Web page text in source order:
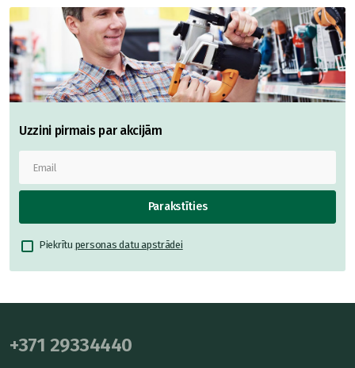
Uzzini pirmais par akcijām
Parakstīties
Piekrītu personas datu apstrādei
+371 29334440